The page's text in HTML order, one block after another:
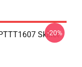
Skillet
-20%